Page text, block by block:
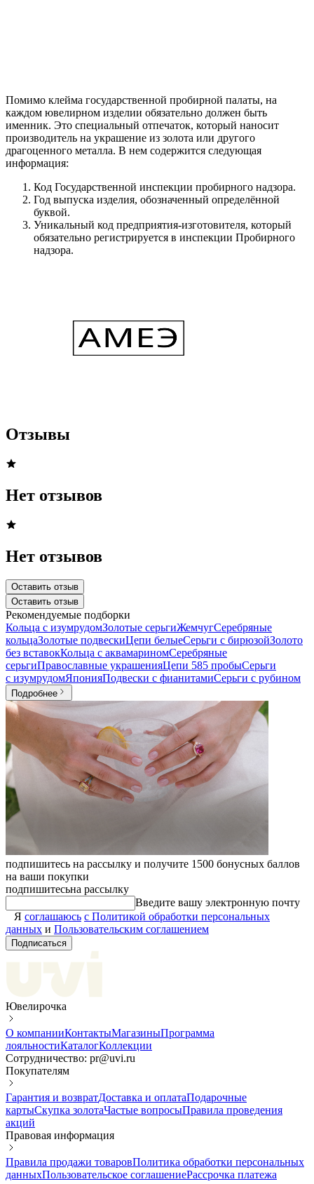
Помимо клейма государственной пробирной палаты, на
каждом ювелирном изделии обязательно должен быть
именник. Это специальный отпечаток, который наносит
производитель на украшение из золота или другого
драгоценного металла. В нем содержится следующая
информация:
Код Государственной инспекции пробирного надзора.
Год выпуска изделия, обозначенный определённой
буквой.
Уникальный код предприятия-изготовителя, который
обязательно регистрируется в инспекции Пробирного
надзора.
Отзывы
Нет отзывов
Нет отзывов
Оставить отзыв
Оставить отзыв
Рекомендуемые подборки
Кольца с изумрудомЗолотые серьгиЖемчугСеребряные
кольцаЗолотые подвескиЦепи белыеСерьги с бирюзойЗолото
без вставокКольца с аквамариномСеребряные
серьгиПравославные украшенияЦепи 585 пробыСерьги
с изумрудомЯпонияПодвески с фианитамиСерьги с рубином
Подробнее
подпишитесь на рассылку и получите 1500 бонусных баллов
на ваши покупки
подпишитесьна рассылку
Введите вашу электронную почту
Я соглашаюсь с Политикой обработки персональных
данных и Пользовательским соглашением
Подписаться
Ювелирочка
О компанииКонтактыМагазиныПрограмма
лояльностиКаталогКоллекции
Сотрудничество: pr@uvi.ru
Покупателям
Гарантия и возвратДоставка и оплатаПодарочные
картыСкупка золотаЧастые вопросыПравила проведения
акций
Правовая информация
Правила продажи товаровПолитика обработки персональных
данныхПользовательское соглашениеРассрочка платежа